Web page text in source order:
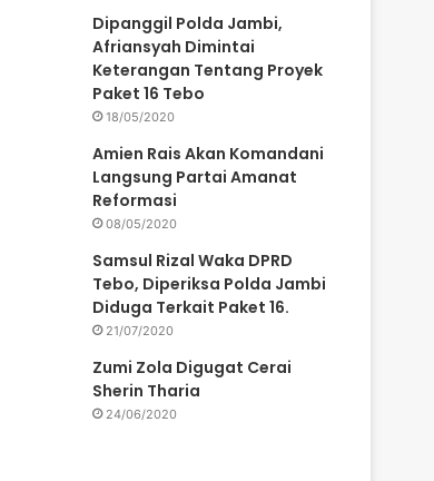
Dipanggil Polda Jambi,
Afriansyah Dimintai
Keterangan Tentang Proyek
Paket 16 Tebo
18/05/2020
Amien Rais Akan Komandani
Langsung Partai Amanat
Reformasi
08/05/2020
Samsul Rizal Waka DPRD
Tebo, Diperiksa Polda Jambi
Diduga Terkait Paket 16.
21/07/2020
Zumi Zola Digugat Cerai
Sherin Tharia
24/06/2020